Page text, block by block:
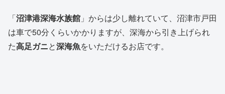
「沼津港深海水族館 」からは少し離れていて、沼津市戸田
は車で50分くらいかかりますが、深海から引き上げられ
た高足ガニと深海魚をいただけるお店です。